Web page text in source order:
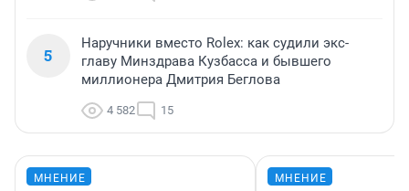
5
Наручники вместо Rolex: как судили экс-
главу Минздрава Кузбасса и бывшего
миллионера Дмитрия Беглова
4 582 15
МНЕНИЕ МНЕНИЕ